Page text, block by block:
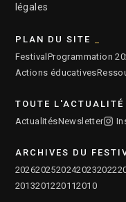
légales
PLAN DU SITE
Festival Programmation
Actions éducatives
TOUTE L'ACTUALITÉ
ActualitésNewsletter
ARCHIVES DU
20262025202420232022
2013201220112010